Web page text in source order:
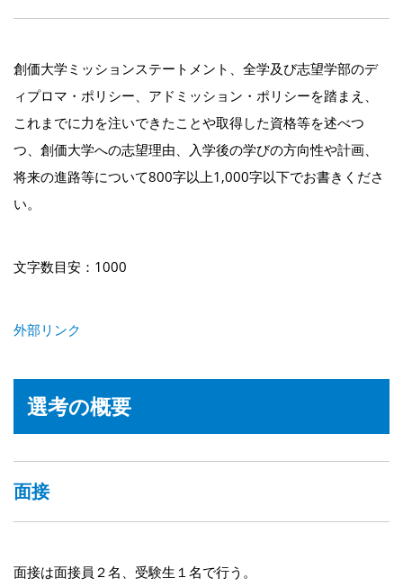
創価大学ミッションステートメント、全学及び志望学部のデ
ィプロマ・ポリシー、アドミッション・ポリシーを踏まえ、
これまでに力を注いできたことや取得した資格等を述べつ
つ、創価大学への志望理由、入学後の学びの方向性や計画、
将来の進路等について800字以上1,000字以下でお書きくださ
い。
文字数目安：1000
外部リンク
選考の概要
面接
面接は面接員２名、受験生１名で行う。